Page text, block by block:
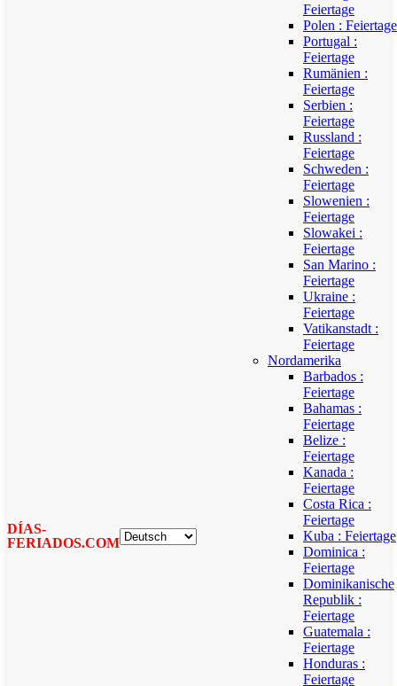
DÍAS-
FERIADOS.COM
Feiertage
Polen : Feiertage
Portugal :
Feiertage
Rumänien :
Feiertage
Serbien :
Feiertage
Russland :
Feiertage
Schweden :
Feiertage
Slowenien :
Feiertage
Slowakei :
Feiertage
San Marino :
Feiertage
Ukraine :
Feiertage
Vatikanstadt :
Feiertage
Nordamerika
Barbados :
Feiertage
Bahamas :
Feiertage
Belize :
Feiertage
Kanada :
Feiertage
Costa Rica :
Feiertage
Kuba : Feiertage
Dominica :
Feiertage
Dominikanische
Republik :
Feiertage
Guatemala :
Feiertage
Honduras :
Feiertage